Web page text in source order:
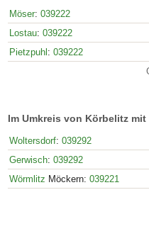
Möser: 039222
Lostau: 039222
Pietzpuhl : 039222
Im Umkreis von Körbelitz
Woltersdorf: 039292
Gerwisch: 039292
Wörmlitz Möckern: 039221